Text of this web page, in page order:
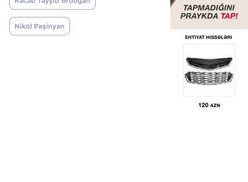
Nikol Paşinyan